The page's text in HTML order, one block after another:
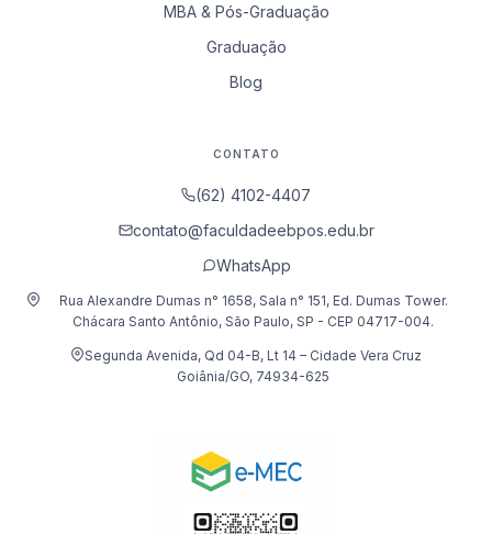
MBA & Pós-Graduação
Graduação
Blog
CONTATO
(62) 4102-4407
contato@faculdadeebpos.edu.br
WhatsApp
Rua Alexandre Dumas n° 1658, Sala n° 151, Ed. Dumas Tower.
Chácara Santo Antônio, São Paulo, SP - CEP 04717-004.
Segunda Avenida, Qd 04-B, Lt 14 – Cidade Vera Cruz
Goiânia/GO, 74934-625